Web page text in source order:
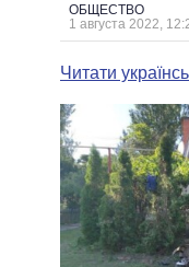
КАБИНЕТ
МЭРЫ
ВСЕ
ОБЩЕСТВО
1 августа 2022,
Читати